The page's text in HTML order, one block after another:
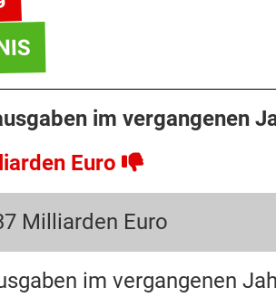
im vergangenen
Euro
Milliarden Euro
im vergangenen